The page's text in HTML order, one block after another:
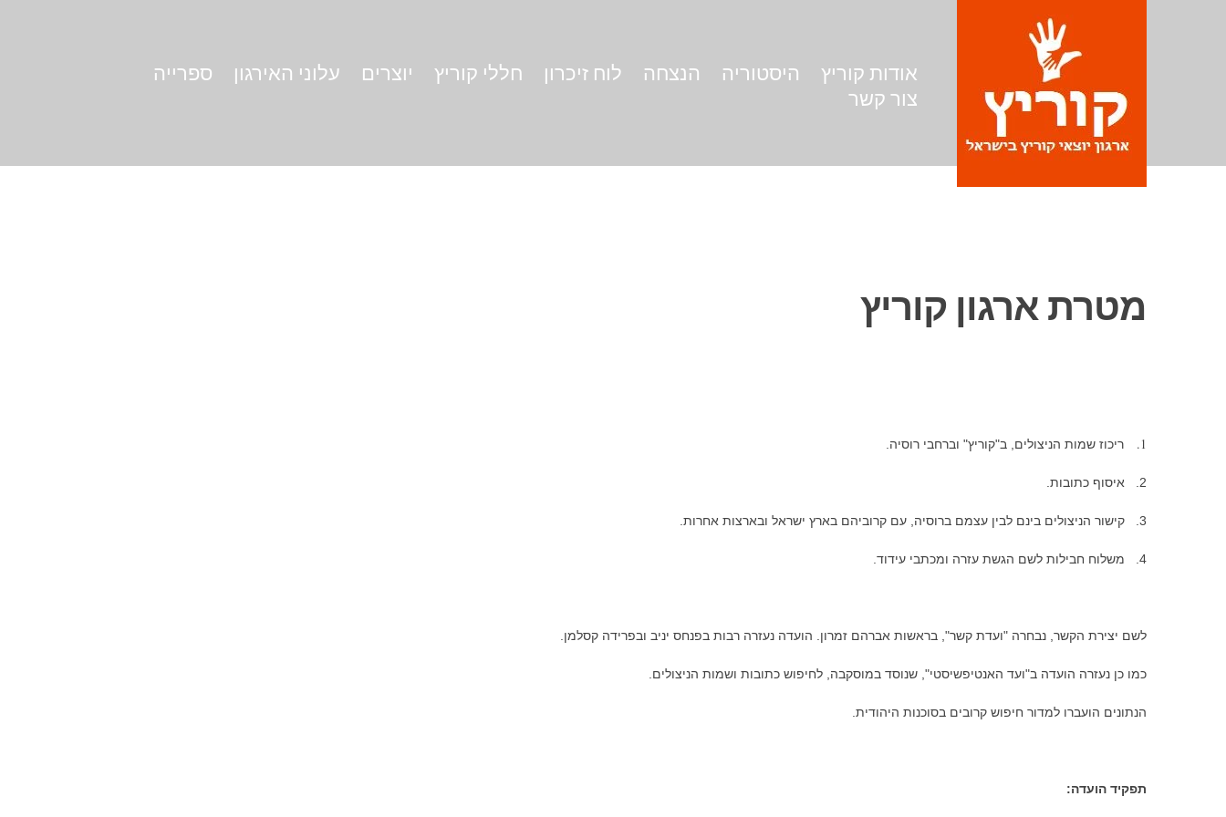
אודות קוריץ היסטוריה הנצחה לוח זיכרון חללי קוריץ יוצרים עלוני האירגון
ספרייה
צור קשר
מטרת ארגון קוריץ
1. ריכוז שמות הניצולים, ב"קוריץ" וברחבי רוסיה.
2. איסוף כתובות.
3. קישור הניצולים בינם לבין עצמם ברוסיה, עם קרוביהם בארץ ישראל ובארצות אחרות.
4. משלוח חבילות לשם הגשת עזרה ומכתבי עידוד.
לשם יצירת הקשר, נבחרה "ועדת קשר", בראשות אברהם זמרון. הועדה נעזרה רבות בפנחס יניב ובפרידה קסלמן.
כמו כן נעזרה הועדה ב"ועד האנטיפשיסטי", שנוסד במוסקבה, לחיפוש כתובות ושמות הניצולים.
הנתונים הועברו למדור חיפוש קרובים בסוכנות היהודית.
תפקיד הועדה: